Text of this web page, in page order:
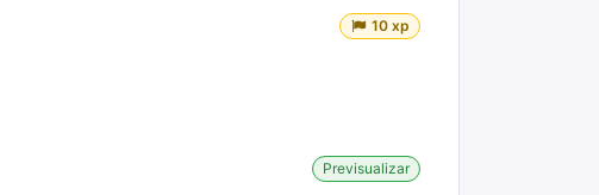
10 xp
Previsualizar